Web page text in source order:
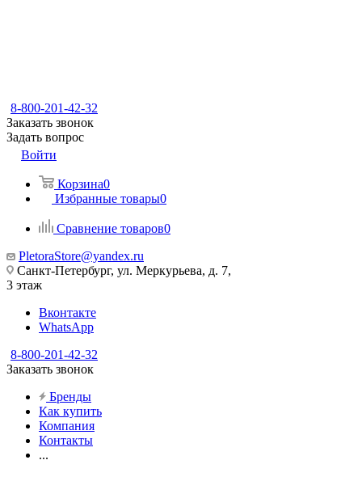
8-800-201-42-32
Заказать звонок
Задать вопрос
Войти
Корзина0
Избранные товары0
Сравнение товаров0
PletoraStore@yandex.ru
Санкт-Петербург, ул. Меркурьева, д. 7,
3 этаж
Вконтакте
WhatsApp
8-800-201-42-32
Заказать звонок
Бренды
Как купить
Компания
Контакты
...